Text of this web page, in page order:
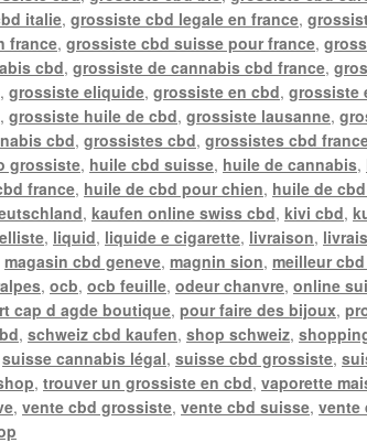
italie,grossiste cbd legale en france,
france,grossiste cbd suisse pour france,
cbd,grossiste de cannabis cbd france,
,grossiste eliquide,grossiste en cbd,grossiste
,grossiste huile de cbd,grossiste lausanne,
cbd,grossistes cbd,grossistes cbd
grossiste, huile cbd suisse, huile de cannabis,
france, huile de cbd pour chien, huile de
,kaufen online swiss cbd,kivi cbd,
, liquid, liquide e cigarette, livraison,
magasin cbd geneve,magnin sion,meilleur
,ocb,ocb feuille,odeur chanvre,online
cap d agde boutique,pour faire des bijoux,
,schweiz cbd kaufen,shop schweiz,
suisse cannabis légal,suisse cbd grossiste,
,trouver un grossiste en cbd,vaporette
,vente cbd grossiste,vente cbd suisse,vente